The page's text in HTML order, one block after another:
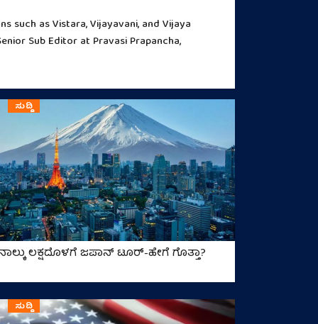
such as Vistara, Vijayavani, and Vijaya
Sub Editor at Pravasi Prapancha,
ಸುದ್ದಿ
ಲಕ್ಷದೊಳಗೆ ಜಪಾನ್‌ ಟೂರ್‌-ಹೇಗೆ ಗೊತ್ತಾ?
ಸುದ್ದಿ